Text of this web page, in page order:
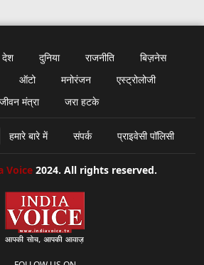
देश दुनिया राजनीति
बिज़नेस
ऑटो मनोरंजन
एस्ट्रोलोजी
जीवन मंत्रा
जरा हटके
हमारे बारे में संपर्क प्राइवेसी पॉलिसी
Voice 2024. All rights reserved.